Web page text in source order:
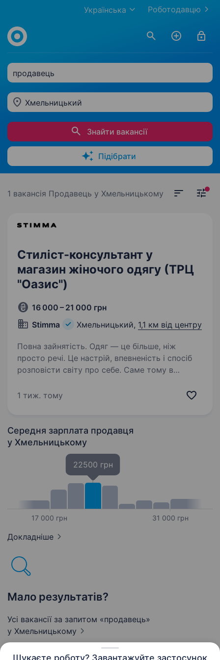
Шукаєте роботу? Завантажуйте застосунок
Роботодавцю
Українська
продавець
Хмельницький
Знайти вакансії
Підібрати
1 вакансія Продавець у Хмельницькому
Стиліст-консультант у
магазин жіночого одягу (ТРЦ
"Оазис")
16 000 – 21 000 грн
Stimma
Хмельницький, 1,1 км від центру
Повна зайнятість. Одяг — це більше, ніж
просто речі. Це настрій, впевненість і спосіб
розповісти світу про себе. Саме тому в
а людину, яка вміє бачити більше, ніж просто
1 тиж. тому
Середня зарплата продавця
у Хмельницькому
17 000 грн
22500 грн
31 000 грн
Докладніше
Мало результатів?
Усі вакансії за запитом «продавець»
у Хмельницькому